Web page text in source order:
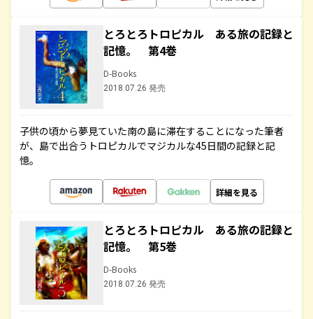
とろとろトロピカル ある旅の記録と
記憶。 第4巻
D-Books
2018.07.26 発売
子供の頃から夢見ていた南の島に滞在することになった筆者
が、島で出合うトロピカルでマジカルな45日間の記録と記
憶。
詳細を見る
とろとろトロピカル ある旅の記録と
記憶。 第5巻
D-Books
2018.07.26 発売